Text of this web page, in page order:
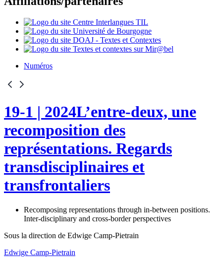
Numéros
19-1 | 2024L’entre-deux, une
recomposition des
représentations. Regards
transdisciplinaires et
transfrontaliers
Recomposing representations through in-between positions.
Inter-disciplinary and cross-border perspectives
Sous la direction de Edwige Camp-Pietrain
Edwige Camp-Pietrain